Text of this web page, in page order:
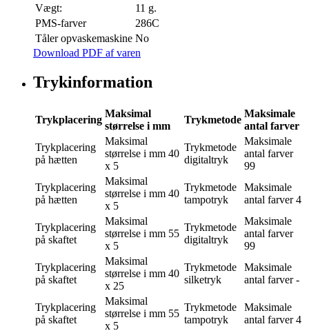
Vægt:
11 g.
PMS-farver
286C
Tåler opvaskemaskine No
Download PDF af varen
Trykinformation
Trykplacering
Maksimal
størrelse i mm
Trykmetode
Maksimale
antal farver
Trykplacering
på hætten
Maksimal
størrelse i mm 40
x 5
Trykmetode
digitaltryk
Maksimale
antal farver
99
Trykplacering
på hætten
Maksimal
størrelse i mm 40
x 5
Trykmetode
tampotryk
Maksimale
antal farver 4
Trykplacering
på skaftet
Maksimal
størrelse i mm 55
x 5
Trykmetode
digitaltryk
Maksimale
antal farver
99
Trykplacering
på skaftet
Maksimal
størrelse i mm 40
x 25
Trykmetode
silketryk
Maksimale
antal farver -
Trykplacering
på skaftet
Maksimal
størrelse i mm 55
x 5
Trykmetode
tampotryk
Maksimale
antal farver 4